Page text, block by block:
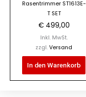
Rasentrimmer ST1613E-
T SET
€499,00
Inkl. MwSt.
zzgl. Versand
In den Warenkorb